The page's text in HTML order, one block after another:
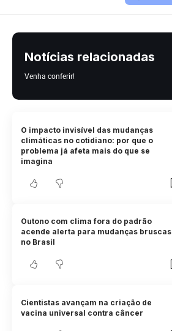
Notícias relacionadas
Venha conferir!
O impacto invisível das mudanças
climáticas no cotidiano: por que o
problema já afeta mais do que se
imagina
Outono com clima fora do padrão
acende alerta para mudanças bruscas
no Brasil
Cientistas avançam na criação de
vacina universal contra câncer